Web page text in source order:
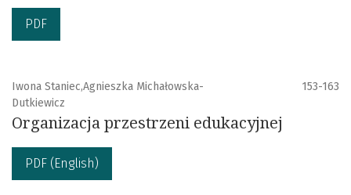
PDF
Iwona Staniec,Agnieszka Michałowska-
Dutkiewicz
153-163
Organizacja przestrzeni edukacyjnej
PDF (English)